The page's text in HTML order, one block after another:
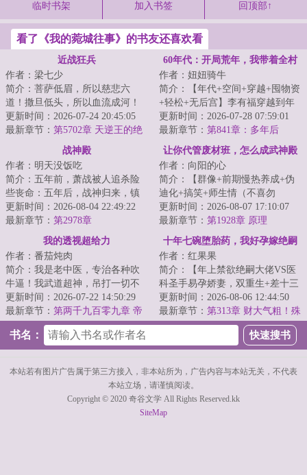
临时书架 加入书签 回顶部↑
看了《我的菀城往事》的书友还喜欢看
近战狂兵
作者：梁七少
简介：菩萨低眉，所以慈悲六
道！撒旦低头，所以血流成河！
以撒旦之名，专职杀戮，他要当
最强的那个男人！...
更新时间：2026-07-24 20:45:05
最新章节： 第5702章 天逆王的绝
60年代：开局荒年，我带着全村
吃肉
作者：妞妞骑牛
简介：【年代+空间+穿越+囤物资
+轻松+无后宫】李有福穿越到年
灾荒年，一个和他同名同姓的男
人身上，并且...
更新时间：2026-07-28 07:59:01
最新章节： 第841章：多年后
战神殿
作者：明天没饭吃
简介：五年前，萧战被人追杀险
些丧命：五年后，战神归来，镇
压世间一切宵小。...
更新时间：2026-08-04 22:49:22
最新章节： 第2978章
让你代管废材班，怎么成武神殿
了
作者：向阳的心
简介：【群像+前期慢热养成+伪
迪化+搞笑+师生情（不喜勿
入）】半个月撵走三个班主任。
面对有着人均混世魔...
更新时间：2026-08-07 17:10:07
最新章节： 第1928章 原理
我的透视超给力
作者：番茄炖肉
简介：我是老中医，专治各种吹
牛逼！我武道超神，吊打一切不
服气！秦飞偶得神秘传承，拥有
神眼，从此医术...
更新时间：2026-07-22 14:50:29
最新章节： 第两千九百零九章 帝
境（大结局）
十年七碗堕胎药，我好孕嫁绝嗣
他悔疯了
作者：红果果
简介：【年上禁欲绝嗣大佬VS医
科圣手易孕娇妻，双重生+差十三
岁+打脸虐渣+渣夫火葬场】
&lt;br/&gt; 苏婉...
更新时间：2026-08-06 12:44:50
最新章节： 第313章 财大气粗！殊
不知是圈套
书名：
本站若有图片广告属于第三方接入，非本站所为，广告内容与本站无关，不代表
本站立场，请谨慎阅读。
Copyright © 2020 奇谷文学 All Rights Reserved.kk
SiteMap